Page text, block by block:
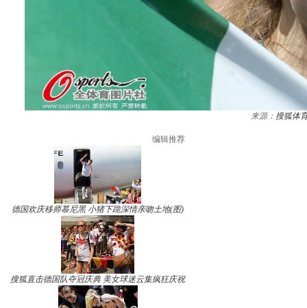
来源： 搜狐体
编辑推荐
德国欢庆移师慕尼黑 小猪下跪深情亲吻土地(图)
搜狐直击德国队夺冠庆典 美女球迷云集疯狂庆祝